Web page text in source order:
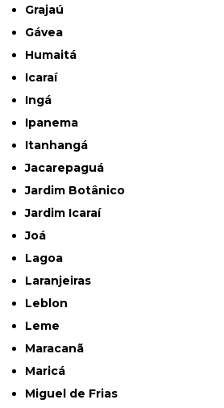
Grajaú
Gávea
Humaitá
Icaraí
Ingá
Ipanema
Itanhangá
Jacarepaguá
Jardim Botânico
Jardim Icaraí
Joá
Lagoa
Laranjeiras
Leblon
Leme
Maracanã
Maricá
Miguel de Frias